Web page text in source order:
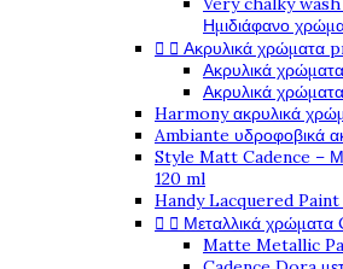
Ημιδιάφανο
  Ακρυλικά χρώματα
Ακρυλικά
Ακρυλικά
Harmony ακρυλικά
Ambiante υδροφοβικά
Style Matt Cadence –
120 ml
Handy Lacquered Paint
  Μεταλλικά χρώματα
Matte Metallic